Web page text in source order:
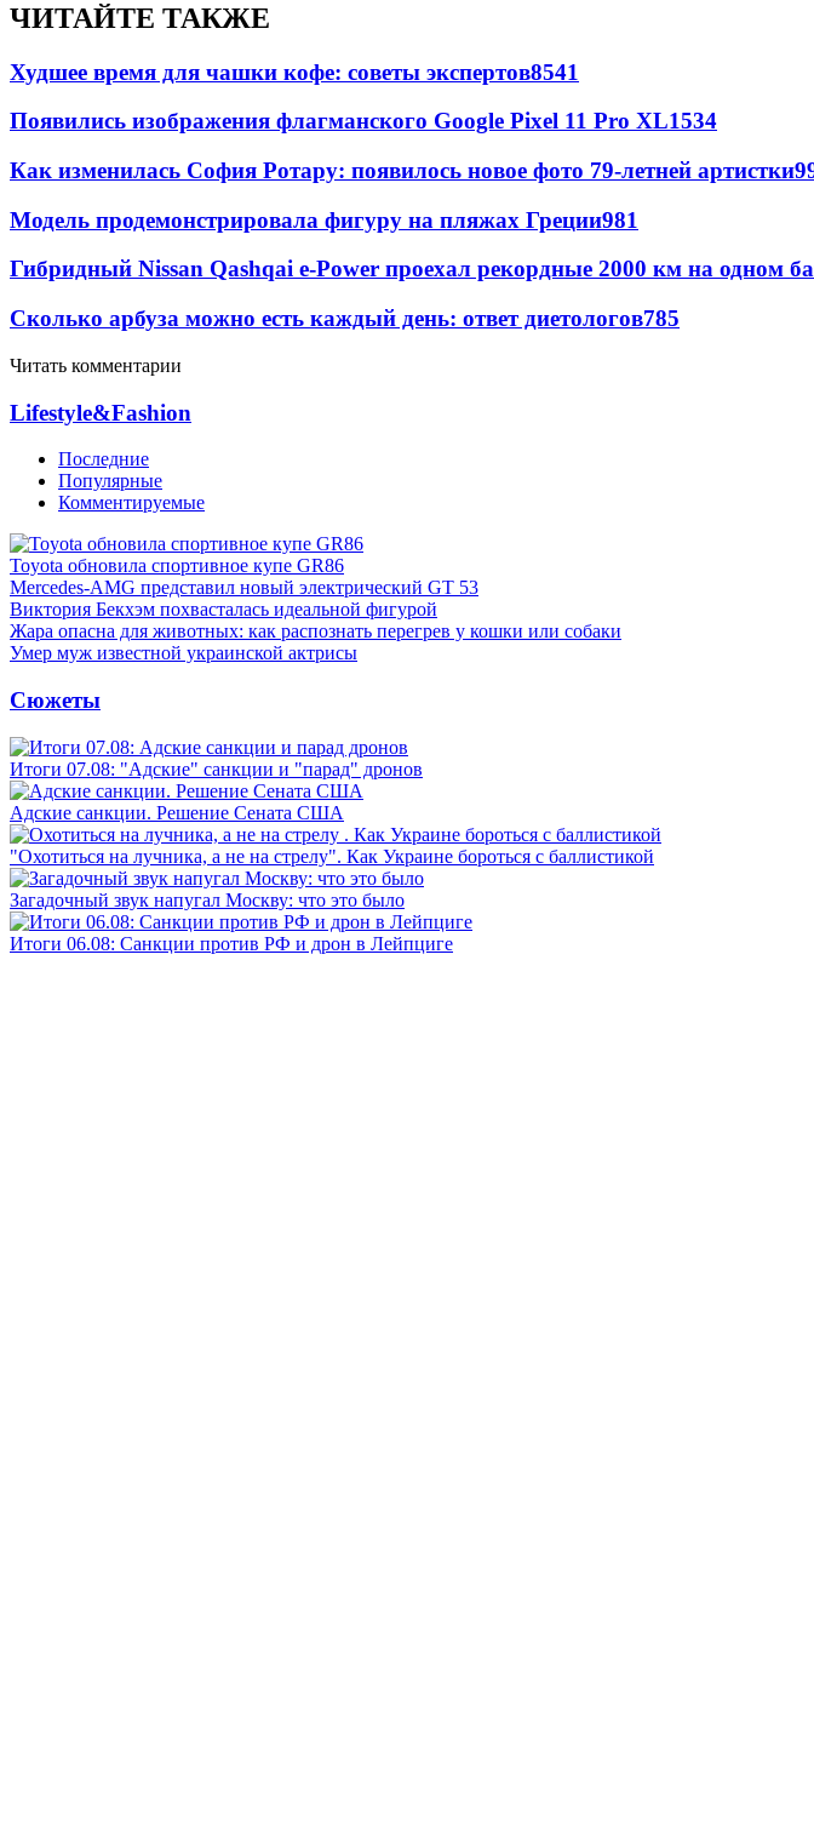
ЧИТАЙТЕ ТАКЖЕ
Худшее время для чашки кофе: советы экспертов8541
Появились изображения флагманского Google Pixel 11 Pro XL1534
Как изменилась София Ротару: появилось новое фото 79-летней артистки
Модель продемонстрировала фигуру на пляжах Греции981
Гибридный Nissan Qashqai e-Power проехал рекордные 2000 км на одном
Сколько арбуза можно есть каждый день: ответ диетологов785
Читать комментарии
Lifestyle&Fashion
Последние
Популярные
Комментируемые
Toyota обновила спортивное купе GR86
Mercedes-AMG представил новый электрический GT 53
Виктория Бекхэм похвасталась идеальной фигурой
Жара опасна для животных: как распознать перегрев у кошки или собаки
Умер муж известной украинской актрисы
Сюжеты
Итоги 07.08: "Адские" санкции и "парад" дронов
Адские санкции. Решение Сената США
"Охотиться на лучника, а не на стрелу". Как Украине бороться с баллистикой
Загадочный звук напугал Москву: что это было
Итоги 06.08: Санкции против РФ и дрон в Лейпциге